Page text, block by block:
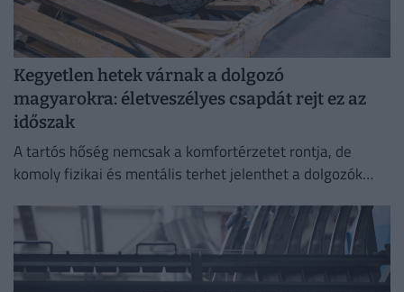
Kegyetlen hetek várnak a dolgozó
magyarokra: életveszélyes csapdát rejt ez az
időszak
A tartós hőség nemcsak a komfortérzetet rontja, de
komoly fizikai és mentális terhet jelenthet a dolgozók